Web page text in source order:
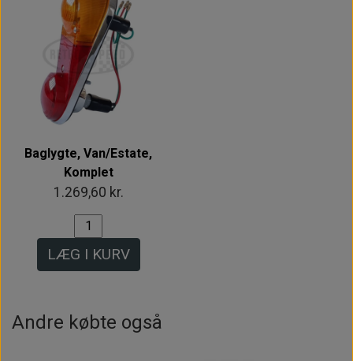
Baglygte, Van/Estate,
Komplet
1.269,60 kr.
LÆG I KURV
Andre købte også